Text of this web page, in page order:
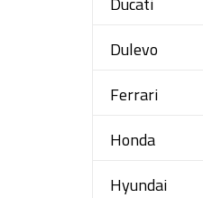
Dulevo
Ferrari
Honda
Hyundai